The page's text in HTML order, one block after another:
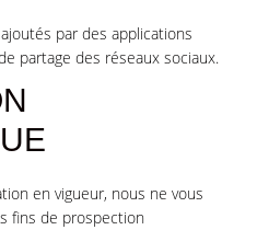
par des applications
partage des réseaux sociaux.
en vigueur, nous ne vous
fins de prospection